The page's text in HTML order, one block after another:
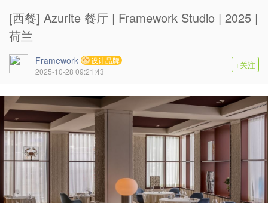
[西餐] Azurite 餐厅 | Framework Studio | 2025 |
荷兰
Framework
设计品牌
2025-10-28 09:21:43
+关注